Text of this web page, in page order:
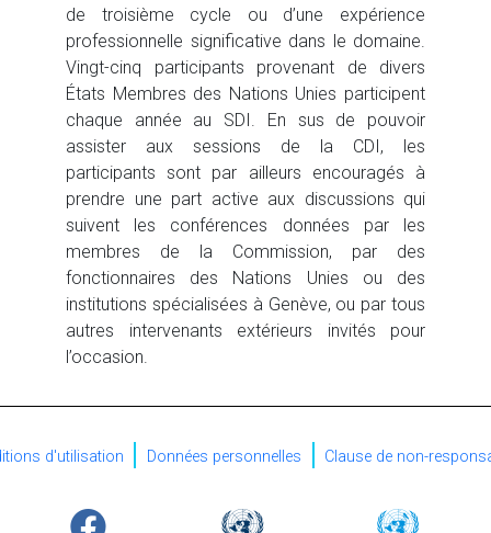
de troisième cycle ou d’une expérience
professionnelle significative dans le domaine.
Vingt-cinq participants provenant de divers
États Membres des Nations Unies participent
chaque année au SDI. En sus de pouvoir
assister aux sessions de la CDI, les
participants sont par ailleurs encouragés à
prendre une part active aux discussions qui
suivent les conférences données par les
membres de la Commission, par des
fonctionnaires des Nations Unies ou des
institutions spécialisées à Genève, ou par tous
autres intervenants extérieurs invités pour
l’occasion.
URL
d'utilisation Données personnelles Clause de non-
Logo
Image
Logo
Image
Logo
Image